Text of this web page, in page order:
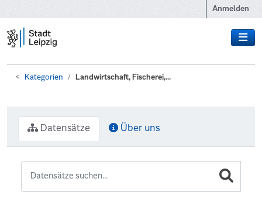
Anmelden
Kategorien Landwirtschaft, Fischerei,...
Datensätze Über uns